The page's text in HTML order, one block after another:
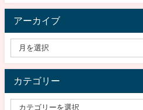
アーカイブ
カテゴリー